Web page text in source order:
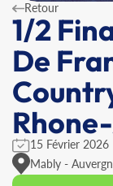
Retour
1/2
De
15 Février 2026
Mably -